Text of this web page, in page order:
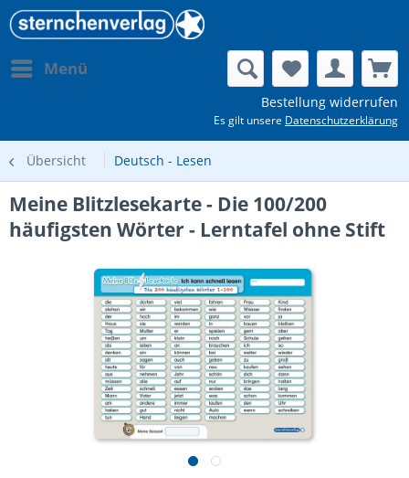
Menü
Bestellung widerrufen
Es gilt unsere Datenschutzerklärung
Übersicht Deutsch - Lesen
Meine Blitzlesekarte - Die 100/200
häufigsten Wörter - Lerntafel ohne Stift